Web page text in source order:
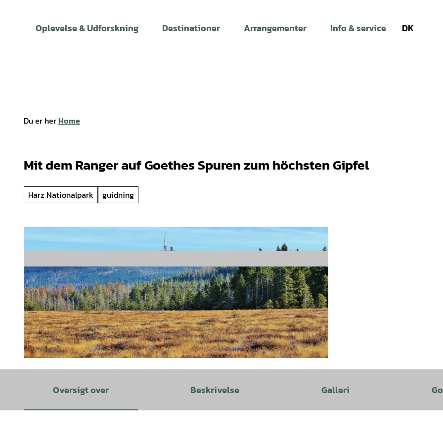
Oplevelse & Udforskning Destinationer Arrangementer Info & service DK
Du er herHome
Mit dem Ranger auf Goethes Spuren zum höchsten Gipfel
Harz Nationalpark guidning
Oversigt over Beskrivelse Galleri